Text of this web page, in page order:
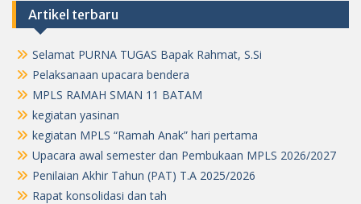
Artikel terbaru
Selamat PURNA TUGAS Bapak Rahmat, S.Si
Pelaksanaan upacara bendera
MPLS RAMAH SMAN 11 BATAM
kegiatan yasinan
kegiatan MPLS “Ramah Anak” hari pertama
Upacara awal semester dan Pembukaan MPLS 2026/2027
Penilaian Akhir Tahun (PAT) T.A 2025/2026
Rapat konsolidasi dan tah